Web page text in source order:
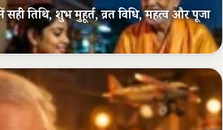
तिथि, शुभ मुहूर्त, व्रत विधि, महत्व और पूजा